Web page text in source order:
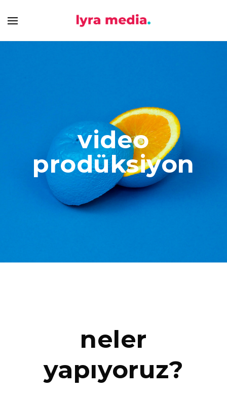
video
prodüksiyon
neler
yapıyoruz?